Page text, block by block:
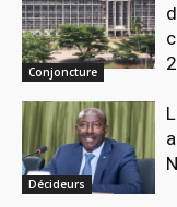
Conjoncture
Décideurs